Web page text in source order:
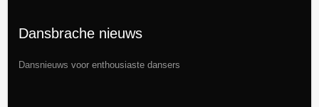
Dansbrache nieuws
Dansnieuws voor enthousiaste dansers